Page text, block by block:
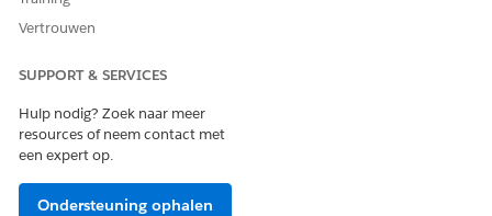
Vertrouwen
SUPPORT & SERVICES
Hulp nodig? Zoek naar meer
resources of neem contact met
een expert op.
Ondersteuning ophalen